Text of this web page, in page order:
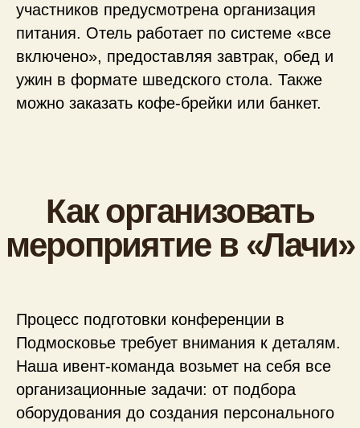
участников предусмотрена организация
питания. Отель работает по системе «все
включено», предоставляя завтрак, обед и
ужин в формате шведского стола. Также
можно заказать кофе-брейки или банкет.
Процесс подготовки конференции в
Подмосковье требует внимания к деталям.
Наша ивент-команда возьмет на себя все
организационные задачи: от подбора
оборудования до создания персонального